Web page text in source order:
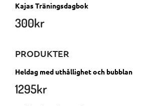
Kajas Träningsdagbok
300kr
PRODUKTER
Heldag med uthållighet och bubblan
1295kr